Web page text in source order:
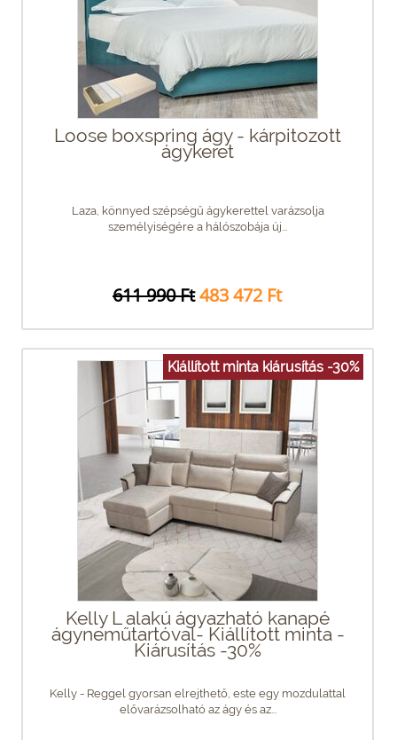
Loose boxspring ágy - kárpitozott
ágykeret
Laza, könnyed szépségű ágykerettel varázsolja
személyiségére a hálószobája új...
611 990 Ft483 472 Ft
Kiállított minta kiárusítás -30%
Kelly L alakú ágyazható kanapé
ágyneműtartóval- Kiállított minta -
Kiárusítás -30%
Kelly - Reggel gyorsan elrejthető, este egy mozdulattal
elővarázsolható az ágy és az...